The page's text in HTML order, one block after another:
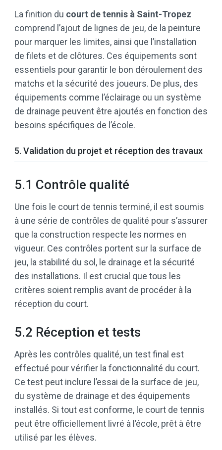
La finition du court de tennis à Saint-Tropez
comprend l’ajout de lignes de jeu, de la peinture
pour marquer les limites, ainsi que l’installation
de filets et de clôtures. Ces équipements sont
essentiels pour garantir le bon déroulement des
matchs et la sécurité des joueurs. De plus, des
équipements comme l’éclairage ou un système
de drainage peuvent être ajoutés en fonction des
besoins spécifiques de l’école.
5. Validation du projet et réception des travaux
5.1 Contrôle qualité
Une fois le court de tennis terminé, il est soumis
à une série de contrôles de qualité pour s’assurer
que la construction respecte les normes en
vigueur. Ces contrôles portent sur la surface de
jeu, la stabilité du sol, le drainage et la sécurité
des installations. Il est crucial que tous les
critères soient remplis avant de procéder à la
réception du court.
5.2 Réception et tests
Après les contrôles qualité, un test final est
effectué pour vérifier la fonctionnalité du court.
Ce test peut inclure l’essai de la surface de jeu,
du système de drainage et des équipements
installés. Si tout est conforme, le court de tennis
peut être officiellement livré à l’école, prêt à être
utilisé par les élèves.